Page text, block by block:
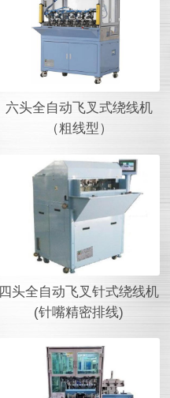
六头全自动飞叉式绕线机
（粗线型）
四头全自动飞叉针式绕线机
(针嘴精密排线)